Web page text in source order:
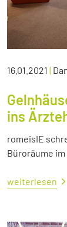
16.01.2021 |
ins
romeisIE
Büroräume
weiterlesen